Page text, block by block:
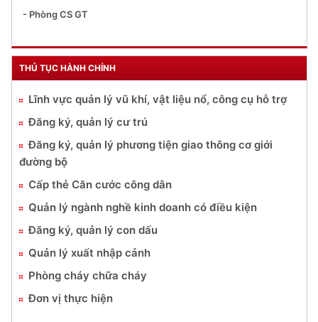
- Phòng CS GT
THỦ TỤC HÀNH CHÍNH
Lĩnh vực quản lý vũ khí, vật liệu nổ, công cụ hỗ trợ
Đăng ký, quản lý cư trú
Đăng ký, quản lý phương tiện giao thông cơ giới
đường bộ
Cấp thẻ Căn cước công dân
Quản lý ngành nghề kinh doanh có điều kiện
Đăng ký, quản lý con dấu
Quản lý xuất nhập cảnh
Phòng cháy chữa cháy
Đơn vị thực hiện